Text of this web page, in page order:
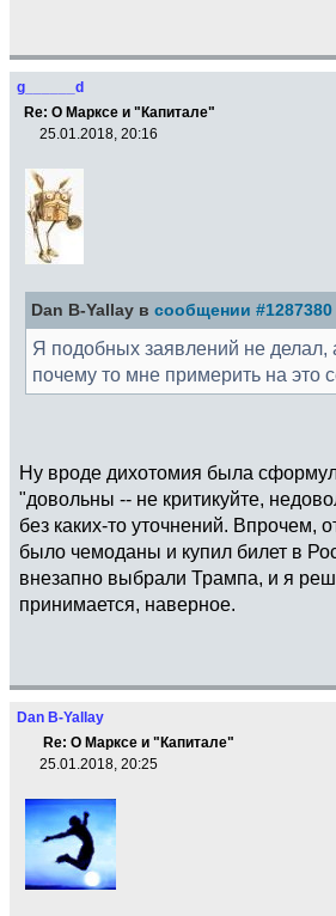
g______d
Re: О Марксе и "Капитале"
25.01.2018, 20:16
Dan B-Yallay в сообщении #1287380
Я подобных заявлений не делал,
почему то мне примерить на это
Ну вроде дихотомия была
"довольны -- не критикуйте,
без каких-то уточнений. Впрочем,
было чемоданы и купил билет в
внезапно выбрали Трампа, и я
принимается, наверное.
Dan B-Yallay
Re: О Марксе и "Капитале"
25.01.2018, 20:25